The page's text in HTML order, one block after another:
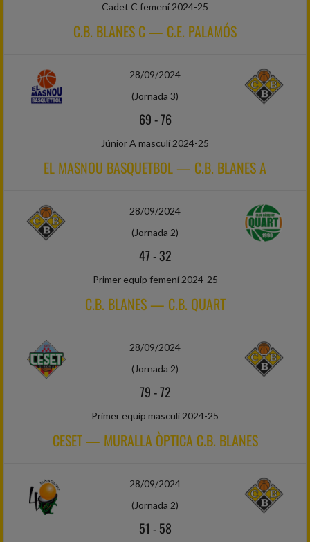
Cadet C femení 2024-25
C.B. BLANES C — C.E. PALAMÓS
28/09/2024
(Jornada 3)
69-76
Júnior A masculí 2024-25
EL MASNOU BASQUETBOL — C.B. BLANES A
28/09/2024
(Jornada 2)
47-32
Primer equip femení 2024-25
C.B. BLANES — C.B. QUART
28/09/2024
(Jornada 2)
79-72
Primer equip masculí 2024-25
CESET — MURALLA ÒPTICA C.B. BLANES
28/09/2024
(Jornada 2)
51 -58